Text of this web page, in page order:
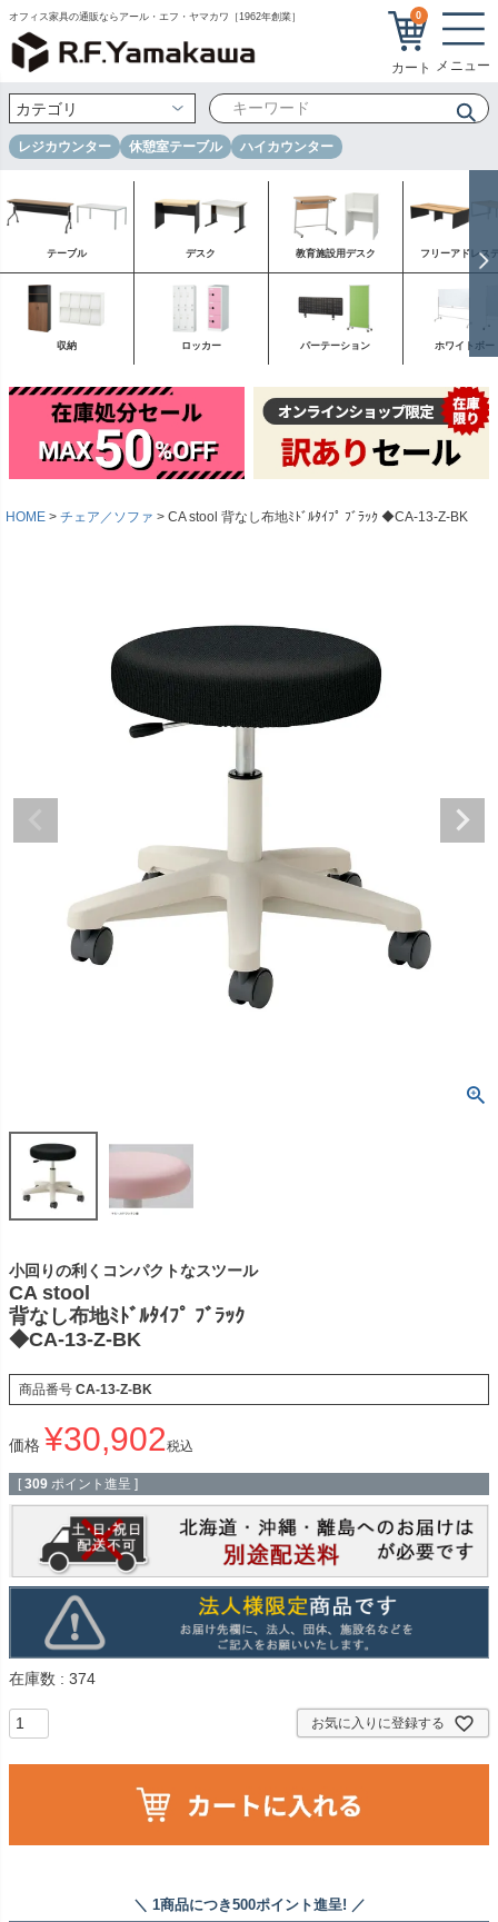
オフィス家具の通販ならアール・エフ・ヤマカワ［1962年創業］ 0
レジカウンター 休憩室テーブル ハイカウンター
テーブル デスク 教育施設用デスク フリーアドレス
収納 ロッカー パーテーション ホワイトボー
HOME チェア／ソファ CA stool 背なし布地ﾐﾄﾞﾙﾀｲﾌﾟ ﾌﾞﾗｯｸ ◆CA-13-Z-BK
小回りの利くコンパクトなスツール
CA stool
背なし布地ﾐﾄﾞﾙﾀｲﾌﾟ ﾌﾞﾗｯｸ
◆CA-13-Z-BK
商品番号 CA-13-Z-BK
価格 ¥30,902税込
[ 309 ポイント進呈 ]
在庫数 374
お気に入りに登録する